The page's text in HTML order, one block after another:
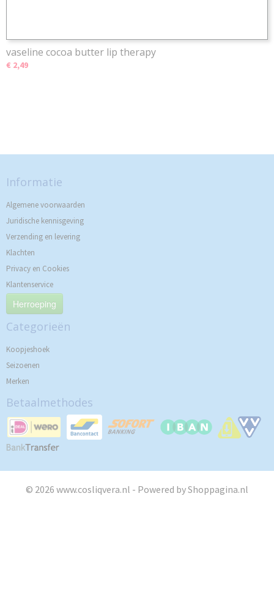
vaseline cocoa butter lip therapy
€ 2,49
Informatie
Algemene voorwaarden
Juridische kennisgeving
Verzending en levering
Klachten
Privacy en Cookies
Klantenservice
Herroeping
Categorieën
Koopjeshoek
Seizoenen
Merken
Betaalmethodes
© 2026 www.cosliqvera.nl - Powered by Shoppagina.nl